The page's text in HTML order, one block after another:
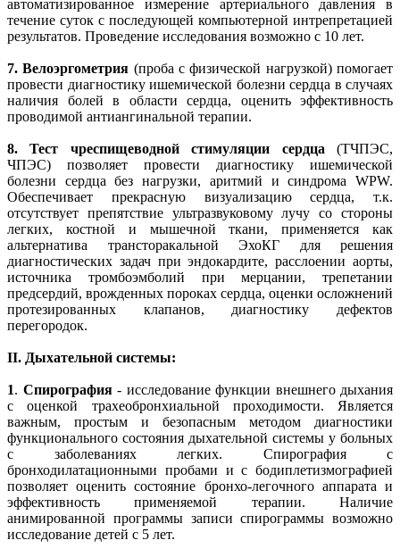
автоматизированное измерение артериального давления в
течение суток с последующей компьютерной интрепретацией
результатов. Проведение исследования возможно с 10 лет.
7. Велоэргометрия (проба с физической нагрузкой) помогает
провести диагностику ишемической болезни сердца в случаях
наличия болей в области сердца, оценить эффективность
проводимой антиангинальной терапии.
8. Тест чреспищеводной стимуляции сердца (ТЧПЭС,
ЧПЭС) позволяет провести диагностику ишемической
болезни сердца без нагрузки, аритмий и синдрома WPW.
Обеспечивает прекрасную визуализацию сердца, т.к.
отсутствует препятствие ультразвуковому лучу со стороны
легких, костной и мышечной ткани, применяется как
альтернатива трансторакальной ЭхоКГ для решения
диагностических задач при эндокардите, расслоении аорты,
источника тромбоэмболий при мерцании, трепетании
предсердий, врожденных пороках сердца, оценки осложнений
протезированных клапанов, диагностику дефектов
перегородок.
II. Дыхательной системы:
1. Спирография - исследование функции внешнего дыхания
с оценкой трахеобронхиальной проходимости. Является
важным, простым и безопасным методом диагностики
функционального состояния дыхательной системы у больных
с заболеваниях легких. Спирография с
бронходилатационными пробами и с бодиплетизмографией
позволяет оценить состояние бронхо-легочного аппарата и
эффективность применяемой терапии. Наличие
анимированной программы записи спирограммы возможно
исследование детей с 5 лет.